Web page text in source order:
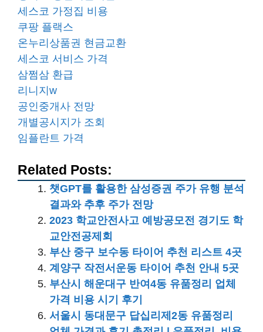
세스코 가정집 비용
쿠팡 플랙스
온누리상품권 현금교환
세스코 서비스 가격
삼쩜삼 환급
리니지w
공인중개사 전망
개별공시지가 조회
임플란트 가격
Related Posts:
챗GPT를 활용한 삼성증권 주가 유행 분석
결과와 추후 주가 전망
2023 학교안전사고 예방공모전 경기도 학
교안전공제회
부산 중구 보수동 타이어 추천 리스트 4곳
계양구 작전서운동 타이어 추천 안내 5곳
부산시 해운대구 반여4동 유품정리 업체
가격 비용 시기 후기
서울시 동대문구 답십리제2동 유품정리